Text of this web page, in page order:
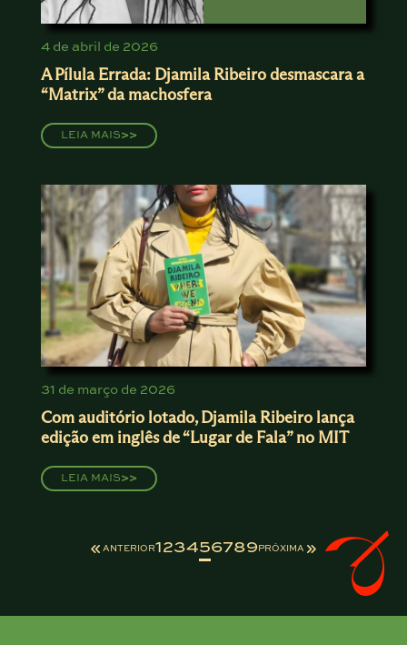
4 de abril de 2026
A Pílula Errada: Djamila Ribeiro desmascara a
“Matrix” da machosfera
LEIA MAIS>>
31 de março de 2026
Com auditório lotado, Djamila Ribeiro lança
edição em inglês de “Lugar de Fala” no MIT
LEIA MAIS>>
ANTERIOR123456789 PRÓXIMA